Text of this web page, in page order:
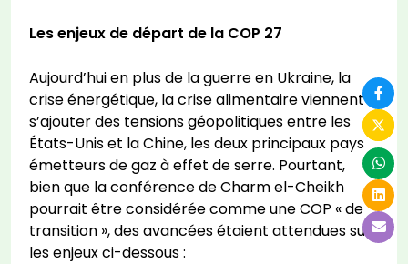
Les enjeux de départ de la COP 27
Aujourd’hui en plus de la guerre en Ukraine, la
crise énergétique, la crise alimentaire viennent
s’ajouter des tensions géopolitiques entre les
États-Unis et la Chine, les deux principaux pays
émetteurs de gaz à effet de serre. Pourtant,
bien que la conférence de Charm el-Cheikh
pourrait être considérée comme une COP « de
transition », des avancées étaient attendues sur
les enjeux ci-dessous :